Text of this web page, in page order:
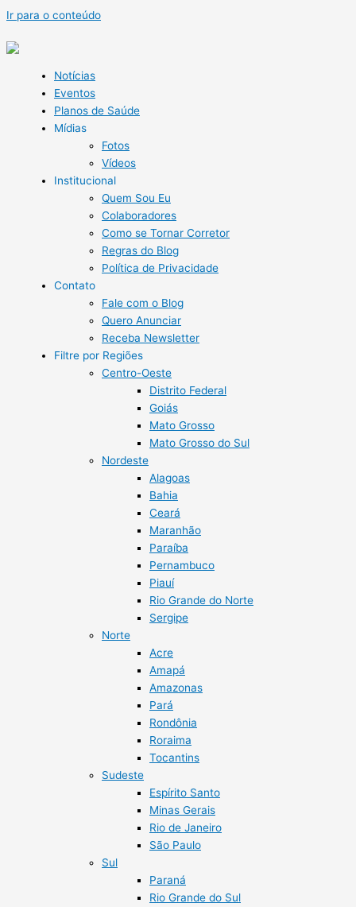
Ir para o conteúdo
Notícias
Eventos
Planos de Saúde
Mídias
Fotos
Vídeos
Institucional
Quem Sou Eu
Colaboradores
Como se Tornar Corretor
Regras do Blog
Política de Privacidade
Contato
Fale com o Blog
Quero Anunciar
Receba Newsletter
Filtre por Regiões
Centro-Oeste
Distrito Federal
Goiás
Mato Grosso
Mato Grosso do Sul
Nordeste
Alagoas
Bahia
Ceará
Maranhão
Paraíba
Pernambuco
Piauí
Rio Grande do Norte
Sergipe
Norte
Acre
Amapá
Amazonas
Pará
Rondônia
Roraima
Tocantins
Sudeste
Espírito Santo
Minas Gerais
Rio de Janeiro
São Paulo
Sul
Paraná
Rio Grande do Sul